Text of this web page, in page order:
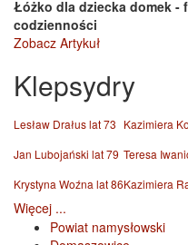
Łóżko dla dziecka domek
codzienności
Zobacz Artykuł
Klepsydry
Lesław Drałus lat 73 Kazimiera
Jan Lubojański lat 79 Teresa
Krystyna Woźna lat 86Kazimiera
Więcej ...
Powiat namysłowski